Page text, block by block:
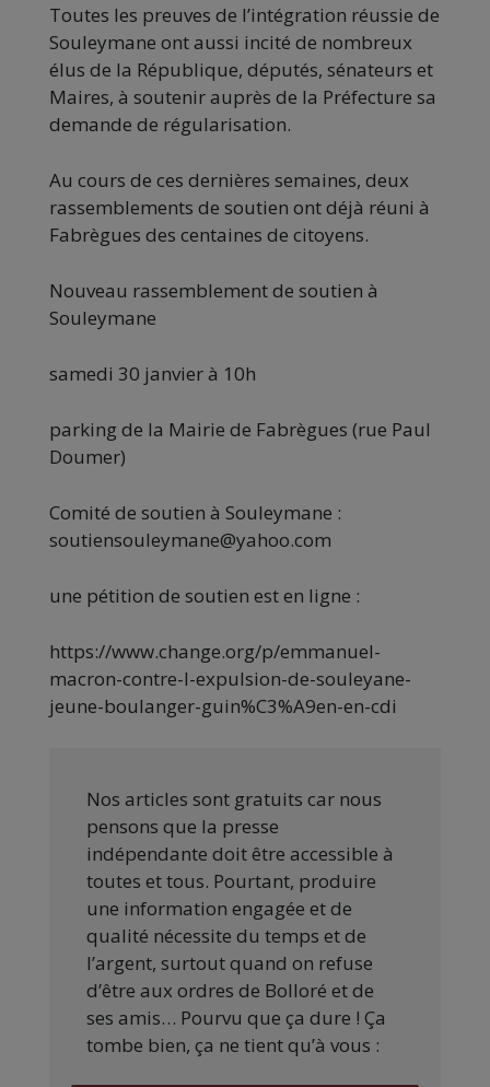
Toutes les preuves de l’intégration réussie de
Souleymane ont aussi incité de nombreux
élus de la République, députés, sénateurs et
Maires, à soutenir auprès de la Préfecture sa
demande de régularisation.
Au cours de ces dernières semaines, deux
rassemblements de soutien ont déjà réuni à
Fabrègues des centaines de citoyens.
Nouveau rassemblement de soutien à
Souleymane
samedi 30 janvier à 10h
parking de la Mairie de Fabrègues (rue Paul
Doumer)
Comité de soutien à Souleymane :
soutiensouleymane@yahoo.com
une pétition de soutien est en ligne :
https://www.change.org/p/emmanuel-
macron-contre-l-expulsion-de-souleyane-
jeune-boulanger-guin%C3%A9en-en-cdi
Nos articles sont gratuits car nous
pensons que la presse
indépendante doit être accessible à
toutes et tous. Pourtant, produire
une information engagée et de
qualité nécessite du temps et de
l’argent, surtout quand on refuse
d’être aux ordres de Bolloré et de
ses amis… Pourvu que ça dure ! Ça
tombe bien, ça ne tient qu’à vous :